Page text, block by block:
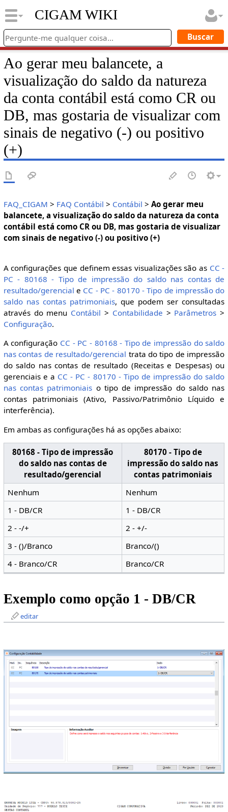
CIGAM WIKI
Ao gerar meu balancete, a
visualização do saldo da natureza
da conta contábil está como CR ou
DB, mas gostaria de visualizar com
sinais de negativo (-) ou positivo
(+)
FAQ_CIGAM > FAQ Contábil > Contábil > Ao gerar meu
balancete, a visualização do saldo da natureza da conta
contábil está como CR ou DB, mas gostaria de visualizar
com sinais de negativo (-) ou positivo (+)
A configurações que definem essas visualizações são as CC -
PC - 80168 - Tipo de impressão do saldo nas contas de
resultado/gerencial e CC - PC - 80170 - Tipo de impressão do
saldo nas contas patrimoniais, que podem ser consultadas
através do menu Contábil > Contabilidade > Parâmetros >
Configuração.
A configuração CC - PC - 80168 - Tipo de impressão do saldo
nas contas de resultado/gerencial trata do tipo de impressão
do saldo nas contas de resultado (Receitas e Despesas) ou
gerenciais e a CC - PC - 80170 - Tipo de impressão do saldo
nas contas patrimoniais o tipo de impressão do saldo nas
contas patrimoniais (Ativo, Passivo/Patrimônio Líquido e
interferência).
Em ambas as configurações há as opções abaixo:
80168 - Tipo de impressão
do saldo nas contas de
resultado/gerencial
80170 - Tipo de
impressão do saldo nas
contas patrimoniais
Nenhum
Nenhum
1 - DB/CR
1 - DB/CR
2 - -/+
2 - +/-
3 - ()/Branco
Branco/()
4 - Branco/CR
Branco/CR
Exemplo como opção 1 - DB/CR
editar